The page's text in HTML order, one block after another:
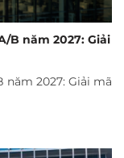
B năm 2027: Giải
năm 2027: Giải mã